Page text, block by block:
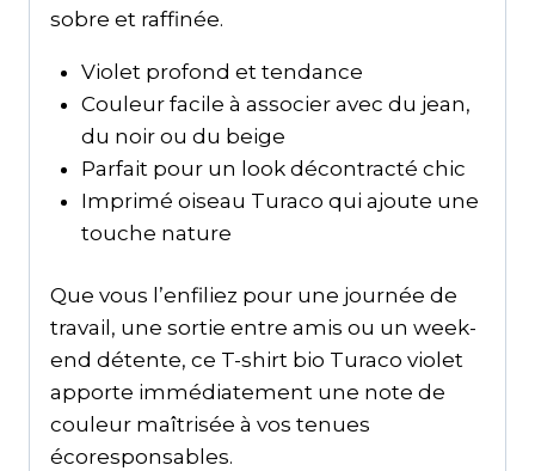
sobre et raffinée.
Violet profond et tendance
Couleur facile à associer avec du jean,
du noir ou du beige
Parfait pour un look décontracté chic
Imprimé oiseau Turaco qui ajoute une
touche nature
Que vous l’enfiliez pour une journée de
travail, une sortie entre amis ou un week-
end détente, ce T-shirt bio Turaco violet
apporte immédiatement une note de
couleur maîtrisée à vos tenues
écoresponsables.